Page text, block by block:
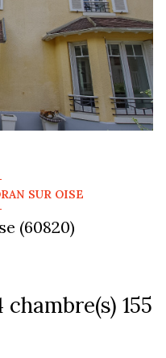
SUR OISE
(60820)